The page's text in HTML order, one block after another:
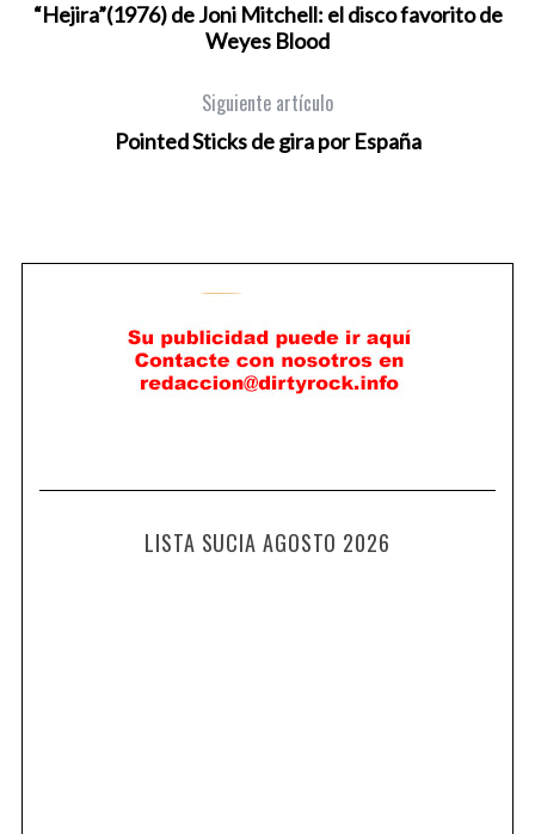
“Hejira”(1976) de Joni Mitchell: el disco favorito de
Weyes Blood
Siguiente artículo
Pointed Sticks de gira por España
LISTA SUCIA AGOSTO 2026